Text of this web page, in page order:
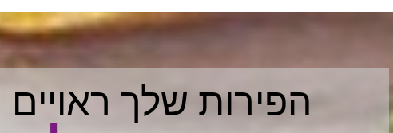
הפירות שלך ראויים